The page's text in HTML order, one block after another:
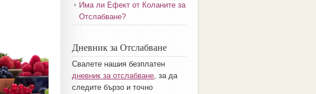
Има ли Ефект от Коланите за
Отслабване?
Дневник за Отслабване
Свалете нашия безплатен
дневник за отслабване, за да
следите бързо и точно